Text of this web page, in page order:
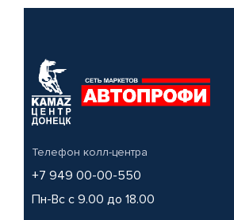
Телефон колл-центра
+7 949 00-00-550
Пн-Вс с 9.00 до 18.00